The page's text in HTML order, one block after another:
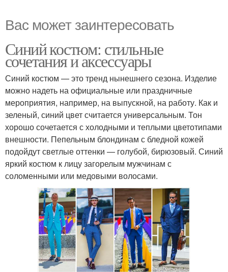
Вас может заинтересовать
Синий костюм: стильные
сочетания и аксессуары
Синий костюм — это тренд нынешнего сезона. Изделие
можно надеть на официальные или праздничные
мероприятия, например, на выпускной, на работу. Как и
зеленый, синий цвет считается универсальным. Тон
хорошо сочетается с холодными и теплыми цветотипами
внешности. Пепельным блондинам с бледной кожей
подойдут светлые оттенки — голубой, бирюзовый. Синий
яркий костюм к лицу загорелым мужчинам с
соломенными или медовыми волосами.